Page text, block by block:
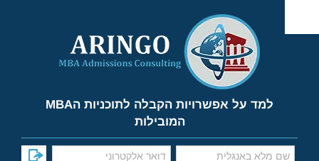
content
למד על אפשרויות הקבלה לתוכניות הMBA
המובילות